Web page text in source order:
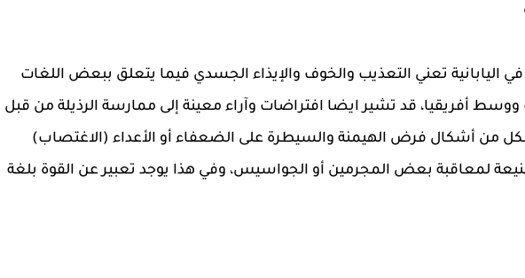
اليابانية تعني التعذيب والخوف والإيذاء الجسدي فيما يتعلق ببعض اللغات
ووسط أفريقيا، قد تشير ايضا افتراضات وآراء معينة إلى ممارسة الرذيلة من قبل
من أشكال فرض الهيمنة والسيطرة على الضعفاء أو الأعداء (الاغتصاب)
لمعاقبة بعض المجرمين أو الجواسيس، وفي هذا يوجد تعبير عن القوة بلغة